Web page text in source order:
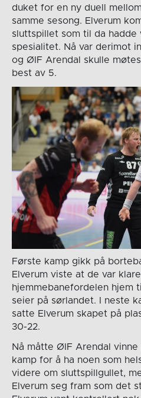
duket for en ny duell
samme sesong. Elverum
sluttspillet som til da hadde
spesialitet. Nå var derimot
og ØIF Arendal skulle
best av 5.
Første kamp gikk på
Elverum viste at de var
hjemmebanefordelen hjem
seier på sørlandet. I neste
satte Elverum skapet på
30-22.
Nå måtte ØIF Arendal
kamp for å ha noen som
videre om sluttspillgullet,
Elverum seg fram som det